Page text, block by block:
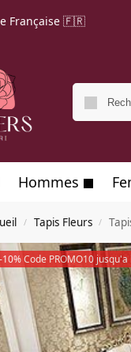
Française 🇫🇷
Hommes
/ Tapis Fleurs /
-10% Code PROMO10